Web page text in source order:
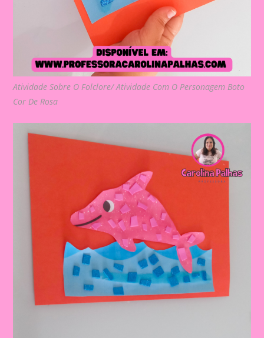
Atividade Sobre O Folclore/ Atividade Com O Personagem Boto
Cor De Rosa